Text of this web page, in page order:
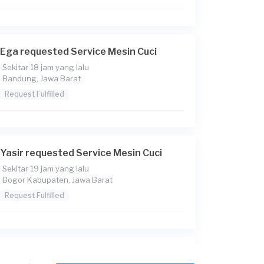
Ega requested Service Mesin Cuci
Sekitar 18 jam yang lalu
Bandung, Jawa Barat
Request Fulfilled
Yasir requested Service Mesin Cuci
Sekitar 19 jam yang lalu
Bogor Kabupaten, Jawa Barat
Request Fulfilled